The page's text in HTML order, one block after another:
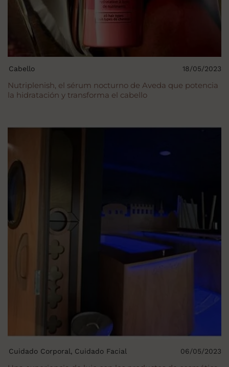
Nutriplenish, el sérum nocturno de Aveda que potencia
la hidratación y transforma el cabello
Cabello 18/05/2023
Cuidado Corporal Cuidado Facial 06/05/2023